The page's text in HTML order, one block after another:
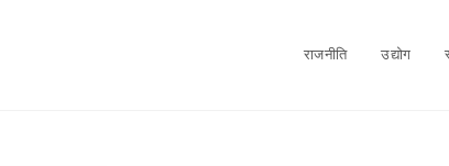
राजनीति उद्योग